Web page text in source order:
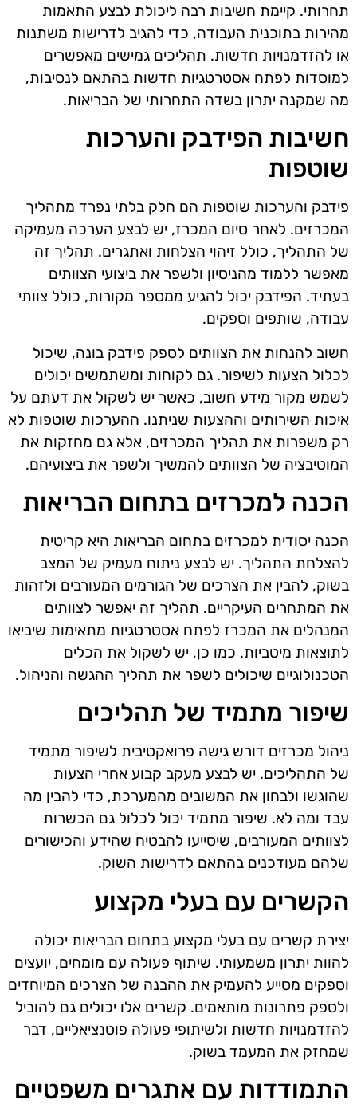
תחרותי. קיימת חשיבות רבה ליכולת לבצע התאמות
מהירות בתוכנית העבודה, כדי להגיב לדרישות משתנות
או להזדמנויות חדשות. תהליכים גמישים מאפשרים
למוסדות לפתח אסטרטגיות חדשות בהתאם לנסיבות,
מה שמקנה יתרון בשדה התחרותי של הבריאות.
חשיבות הפידבק והערכות
שוטפות
פידבק והערכות שוטפות הם חלק בלתי נפרד מתהליך
המכרזים. לאחר סיום המכרז, יש לבצע הערכה מעמיקה
של התהליך, כולל זיהוי הצלחות ואתגרים. תהליך זה
מאפשר ללמוד מהניסיון ולשפר את ביצועי הצוותים
בעתיד. הפידבק יכול להגיע ממספר מקורות, כולל צוותי
עבודה, שותפים וספקים.
חשוב להנחות את הצוותים לספק פידבק בונה, שיכול
לכלול הצעות לשיפור. גם לקוחות ומשתמשים יכולים
לשמש מקור מידע חשוב, כאשר יש לשקול את דעתם על
איכות השירותים וההצעות שניתנו. ההערכות שוטפות לא
רק משפרות את תהליך המכרזים, אלא גם מחזקות את
המוטיבציה של הצוותים להמשיך ולשפר את ביצועיהם.
הכנה למכרזים בתחום הבריאות
הכנה יסודית למכרזים בתחום הבריאות היא קריטית
להצלחת התהליך. יש לבצע ניתוח מעמיק של המצב
בשוק, להבין את הצרכים של הגורמים המעורבים ולזהות
את המתחרים העיקריים. תהליך זה יאפשר לצוותים
המנהלים את המכרז לפתח אסטרטגיות מתאימות שיביאו
לתוצאות מיטביות. כמו כן, יש לשקול את הכלים
הטכנולוגיים שיכולים לשפר את תהליך ההגשה והניהול.
שיפור מתמיד של תהליכים
ניהול מכרזים דורש גישה פרואקטיבית לשיפור מתמיד
של התהליכים. יש לבצע מעקב קבוע אחרי הצעות
שהוגשו ולבחון את המשובים מהמערכת, כדי להבין מה
עבד ומה לא. שיפור מתמיד יכול לכלול גם הכשרות
לצוותים המעורבים, שיסייעו להבטיח שהידע והכישורים
שלהם מעודכנים בהתאם לדרישות השוק.
הקשרים עם בעלי מקצוע
יצירת קשרים עם בעלי מקצוע בתחום הבריאות יכולה
להוות יתרון משמעותי. שיתוף פעולה עם מומחים, יועצים
וספקים מסייע להעמיק את ההבנה של הצרכים המיוחדים
ולספק פתרונות מותאמים. קשרים אלו יכולים גם להוביל
להזדמנויות חדשות ולשיתופי פעולה פוטנציאליים, דבר
שמחזק את המעמד בשוק.
התמודדות עם אתגרים משפטיים